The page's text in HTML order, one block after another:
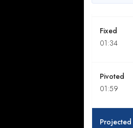
Fixed
01:34
Pivoted
01:59
Projected